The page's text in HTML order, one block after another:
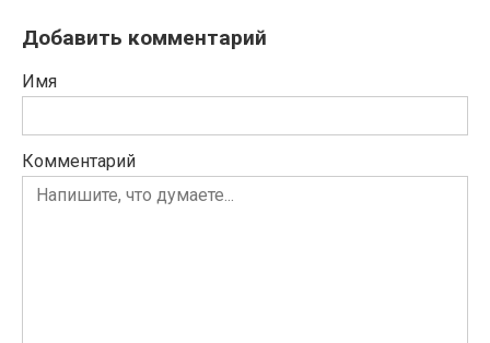
Добавить комментарий
Имя
Комментарий